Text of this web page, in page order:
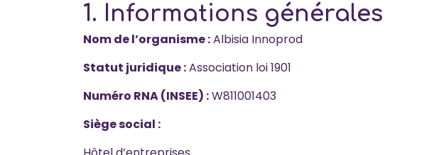
1. Informations générales
Nom de l’organisme :Albisia Innoprod
Statut juridique :Association loi 1901
Numéro RNA (INSEE) :W811001403
Siège social :